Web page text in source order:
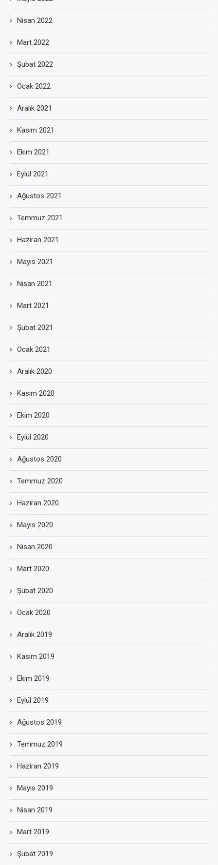
Nisan 2022
Mart 2022
Şubat 2022
Ocak 2022
Aralık 2021
Kasım 2021
Ekim 2021
Eylül 2021
Ağustos 2021
Temmuz 2021
Haziran 2021
Mayıs 2021
Nisan 2021
Mart 2021
Şubat 2021
Ocak 2021
Aralık 2020
Kasım 2020
Ekim 2020
Eylül 2020
Ağustos 2020
Temmuz 2020
Haziran 2020
Mayıs 2020
Nisan 2020
Mart 2020
Şubat 2020
Ocak 2020
Aralık 2019
Kasım 2019
Ekim 2019
Eylül 2019
Ağustos 2019
Temmuz 2019
Haziran 2019
Mayıs 2019
Nisan 2019
Mart 2019
Şubat 2019